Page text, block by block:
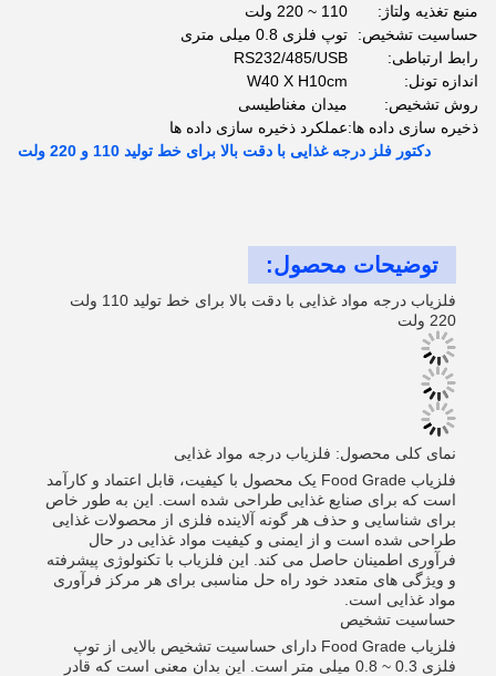
منبع تغذیه ولتاژ:
110 ~ 220 ولت
حساسیت تشخیص:
توپ فلزی 0.8 میلی متری
رابط ارتباطی:
RS232/485/USB
اندازه تونل:
W40 X H10cm
روش تشخیص:
میدان مغناطیسی
ذخیره سازی داده ها:عملکرد ذخیره سازی داده ها
دکتور فلز درجه غذایی با دقت بالا برای خط تولید 110 و 220 ولت
توضیحات محصول:
فلزیاب درجه مواد غذایی با دقت بالا برای خط تولید 110 ولت
220 ولت
نمای کلی محصول: فلزیاب درجه مواد غذایی
فلزیاب Food Grade یک محصول با کیفیت، قابل اعتماد و کارآمد
است که برای صنایع غذایی طراحی شده است. این به طور خاص
برای شناسایی و حذف هر گونه آلاینده فلزی از محصولات غذایی
طراحی شده است و از ایمنی و کیفیت مواد غذایی در حال
فرآوری اطمینان حاصل می کند. این فلزیاب با تکنولوژی پیشرفته
و ویژگی های متعدد خود راه حل مناسبی برای هر مرکز فرآوری
مواد غذایی است.
حساسیت تشخیص
فلزیاب Food Grade دارای حساسیت تشخیص بالایی از توپ
فلزی 0.3 ~ 0.8 میلی متر است. این بدان معنی است که قادر